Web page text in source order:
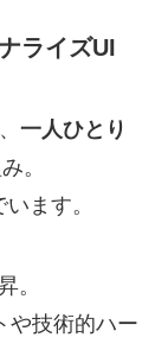
ライズUI
一人ひとり
。
ます。
。
や技術的ハー